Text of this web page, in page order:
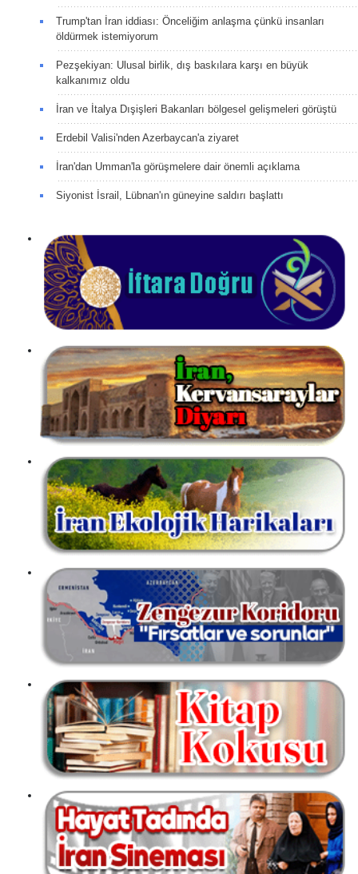
Trump'tan İran iddiası: Önceliğim anlaşma çünkü insanları
öldürmek istemiyorum
Pezşekiyan: Ulusal birlik, dış baskılara karşı en büyük
kalkanımız oldu
İran ve İtalya Dışişleri Bakanları bölgesel gelişmeleri görüştü
Erdebil Valisi'nden Azerbaycan'a ziyaret
İran'dan Umman'la görüşmelere dair önemli açıklama
Siyonist İsrail, Lübnan'ın güneyine saldırı başlattı